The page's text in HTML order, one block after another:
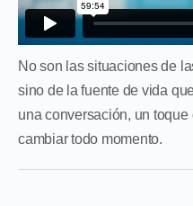
No son las situaciones de
sino de la fuente de vida
una conversación, un
cambiar todo momento.